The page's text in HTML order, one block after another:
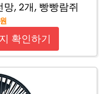
, 2개, 빵빵람쥐
확인하기